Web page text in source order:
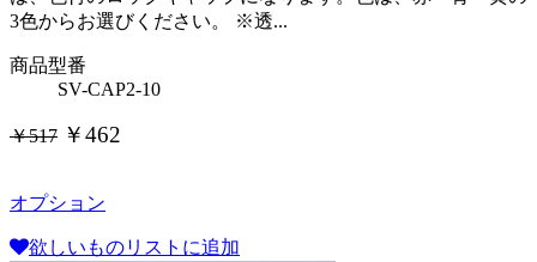
3色からお選びください。 ※透...
商品型番
SV-CAP2-10
￥517 ￥462
オプション
欲しいものリストに追加